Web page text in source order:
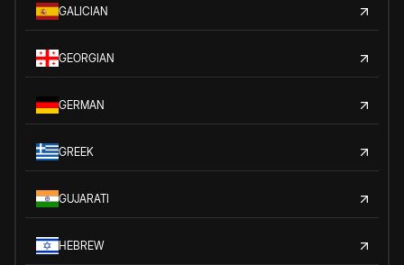
GALICIAN
GEORGIAN
GERMAN
GREEK
GUJARATI
HEBREW